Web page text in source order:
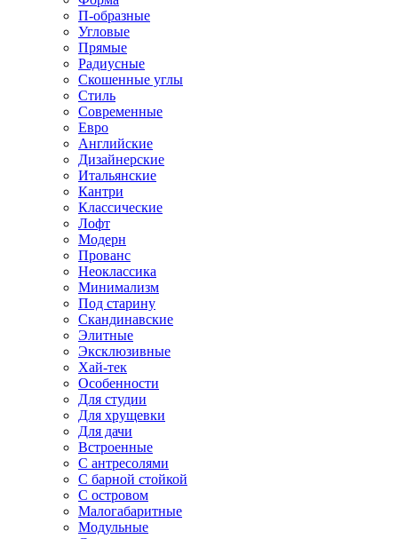
П-образные
Угловые
Прямые
Радиусные
Скошенные углы
Стиль
Современные
Евро
Английские
Дизайнерские
Итальянские
Кантри
Классические
Лофт
Модерн
Прованс
Неоклассика
Минимализм
Под старину
Скандинавские
Элитные
Эксклюзивные
Хай-тек
Особенности
Для студии
Для хрущевки
Для дачи
Встроенные
С антресолями
С барной стойкой
С островом
Малогабаритные
Модульные